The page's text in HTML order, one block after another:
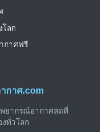
กาศ.com
ยากรณ์อากาศสดที่
ทั่วโลก
โลก
กาศฟรี